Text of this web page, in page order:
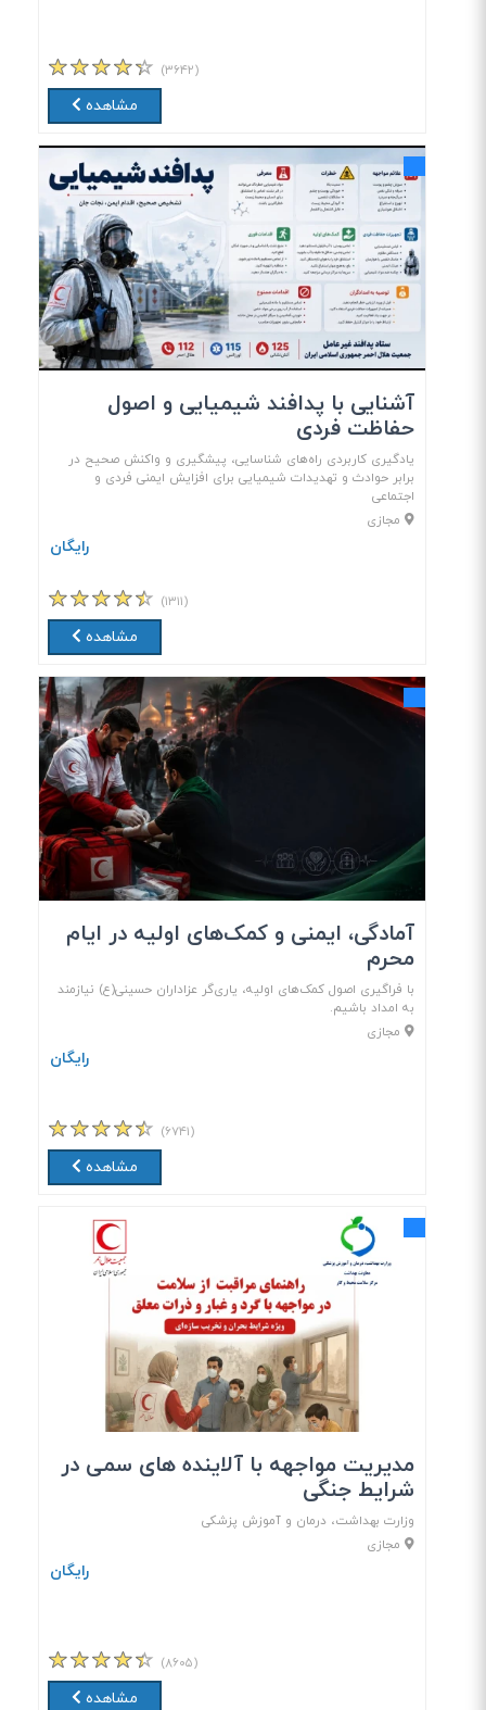
(۳۶۴۲)
مشاهده
آشنایی با پدافند شیمیایی و اصول
حفاظت فردی
یادگیری کاربردی راه‌های شناسایی، پیشگیری و واکنش صحیح در
برابر حوادث و تهدیدات شیمیایی برای افزایش ایمنی فردی و
اجتماعی
مجازی
رایگان
(۱۳۱۱)
مشاهده
آمادگی، ایمنی و کمک‌های اولیه در ایام
محرم
با فراگیری اصول کمک‌های اولیه، یاری‌گر عزاداران حسینی(ع) نیازمند
به امداد باشیم.
مجازی
رایگان
(۶۷۴۱)
مشاهده
مدیریت مواجهه با آلاینده های سمی در
شرایط جنگی
وزارت بهداشت، درمان و آموزش پزشکی
مجازی
رایگان
(۸۶۰۵)
مشاهده